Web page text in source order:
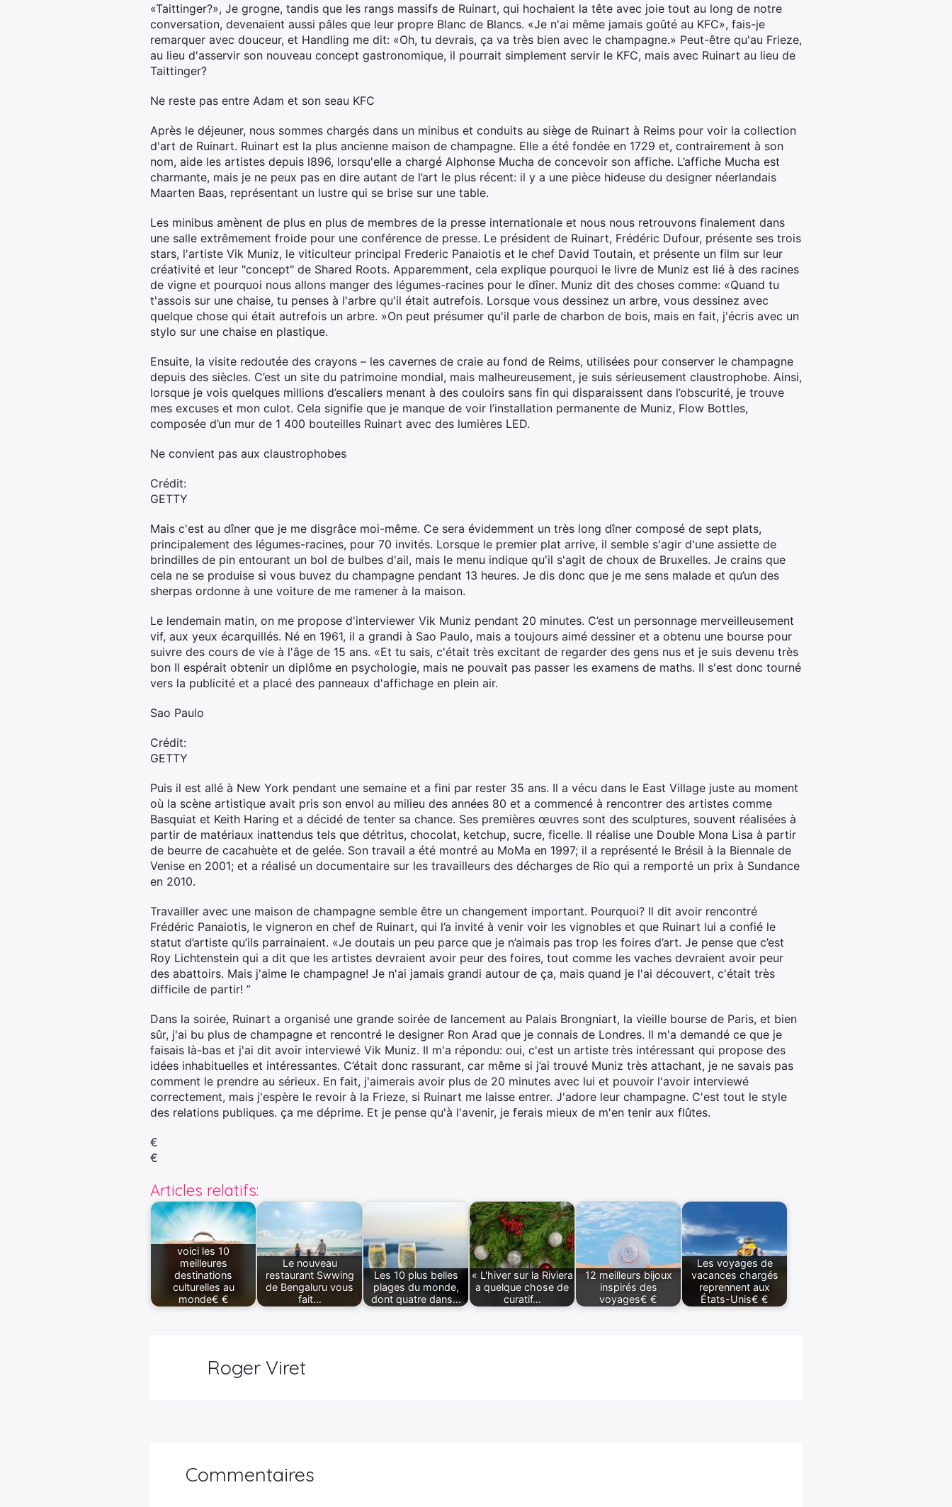
«Taittinger?», Je grogne, tandis que les rangs massifs de Ruinart, qui hochaient la tête avec joie tout au long de notre
conversation, devenaient aussi pâles que leur propre Blanc de Blancs. «Je n'ai même jamais goûté au KFC», fais-je
remarquer avec douceur, et Handling me dit: «Oh, tu devrais, ça va très bien avec le champagne.» Peut-être qu'au Frieze,
au lieu d'asservir son nouveau concept gastronomique, il pourrait simplement servir le KFC, mais avec Ruinart au lieu de
Taittinger?
Ne reste pas entre Adam et son seau KFC
Après le déjeuner, nous sommes chargés dans un minibus et conduits au siège de Ruinart à Reims pour voir la collection
d'art de Ruinart. Ruinart est la plus ancienne maison de champagne. Elle a été fondée en 1729 et, contrairement à son
nom, aide les artistes depuis l896, lorsqu'elle a chargé Alphonse Mucha de concevoir son affiche. L’affiche Mucha est
charmante, mais je ne peux pas en dire autant de l’art le plus récent: il y a une pièce hideuse du designer néerlandais
Maarten Baas, représentant un lustre qui se brise sur une table.
Les minibus amènent de plus en plus de membres de la presse internationale et nous nous retrouvons finalement dans
une salle extrêmement froide pour une conférence de presse. Le président de Ruinart, Frédéric Dufour, présente ses trois
stars, l'artiste Vik Muniz, le viticulteur principal Frederic Panaiotis et le chef David Toutain, et présente un film sur leur
créativité et leur "concept" de Shared Roots. Apparemment, cela explique pourquoi le livre de Muniz est lié à des racines
de vigne et pourquoi nous allons manger des légumes-racines pour le dîner. Muniz dit des choses comme: «Quand tu
t'assois sur une chaise, tu penses à l'arbre qu'il était autrefois. Lorsque vous dessinez un arbre, vous dessinez avec
quelque chose qui était autrefois un arbre. »On peut présumer qu'il parle de charbon de bois, mais en fait, j'écris avec un
stylo sur une chaise en plastique.
Ensuite, la visite redoutée des crayons – les cavernes de craie au fond de Reims, utilisées pour conserver le champagne
depuis des siècles. C’est un site du patrimoine mondial, mais malheureusement, je suis sérieusement claustrophobe. Ainsi,
lorsque je vois quelques millions d’escaliers menant à des couloirs sans fin qui disparaissent dans l’obscurité, je trouve
mes excuses et mon culot. Cela signifie que je manque de voir l’installation permanente de Muniz, Flow Bottles,
composée d’un mur de 1 400 bouteilles Ruinart avec des lumières LED.
Ne convient pas aux claustrophobes
Crédit:
GETTY
Mais c'est au dîner que je me disgrâce moi-même. Ce sera évidemment un très long dîner composé de sept plats,
principalement des légumes-racines, pour 70 invités. Lorsque le premier plat arrive, il semble s'agir d'une assiette de
brindilles de pin entourant un bol de bulbes d'ail, mais le menu indique qu'il s'agit de choux de Bruxelles. Je crains que
cela ne se produise si vous buvez du champagne pendant 13 heures. Je dis donc que je me sens malade et qu’un des
sherpas ordonne à une voiture de me ramener à la maison.
Le lendemain matin, on me propose d'interviewer Vik Muniz pendant 20 minutes. C’est un personnage merveilleusement
vif, aux yeux écarquillés. Né en 1961, il a grandi à Sao Paulo, mais a toujours aimé dessiner et a obtenu une bourse pour
suivre des cours de vie à l'âge de 15 ans. «Et tu sais, c'était très excitant de regarder des gens nus et je suis devenu très
bon Il espérait obtenir un diplôme en psychologie, mais ne pouvait pas passer les examens de maths. Il s'est donc tourné
vers la publicité et a placé des panneaux d'affichage en plein air.
Sao Paulo
Crédit:
GETTY
Puis il est allé à New York pendant une semaine et a fini par rester 35 ans. Il a vécu dans le East Village juste au moment
où la scène artistique avait pris son envol au milieu des années 80 et a commencé à rencontrer des artistes comme
Basquiat et Keith Haring et a décidé de tenter sa chance. Ses premières œuvres sont des sculptures, souvent réalisées à
partir de matériaux inattendus tels que détritus, chocolat, ketchup, sucre, ficelle. Il réalise une Double Mona Lisa à partir
de beurre de cacahuète et de gelée. Son travail a été montré au MoMa en 1997; il a représenté le Brésil à la Biennale de
Venise en 2001; et a réalisé un documentaire sur les travailleurs des décharges de Rio qui a remporté un prix à Sundance
en 2010.
Travailler avec une maison de champagne semble être un changement important. Pourquoi? Il dit avoir rencontré
Frédéric Panaiotis, le vigneron en chef de Ruinart, qui l’a invité à venir voir les vignobles et que Ruinart lui a confié le
statut d’artiste qu’ils parrainaient. «Je doutais un peu parce que je n’aimais pas trop les foires d’art. Je pense que c’est
Roy Lichtenstein qui a dit que les artistes devraient avoir peur des foires, tout comme les vaches devraient avoir peur
des abattoirs. Mais j'aime le champagne! Je n'ai jamais grandi autour de ça, mais quand je l'ai découvert, c'était très
difficile de partir! ”
Dans la soirée, Ruinart a organisé une grande soirée de lancement au Palais Brongniart, la vieille bourse de Paris, et bien
sûr, j'ai bu plus de champagne et rencontré le designer Ron Arad que je connais de Londres. Il m'a demandé ce que je
faisais là-bas et j'ai dit avoir interviewé Vik Muniz. Il m'a répondu: oui, c'est un artiste très intéressant qui propose des
idées inhabituelles et intéressantes. C’était donc rassurant, car même si j’ai trouvé Muniz très attachant, je ne savais pas
comment le prendre au sérieux. En fait, j'aimerais avoir plus de 20 minutes avec lui et pouvoir l'avoir interviewé
correctement, mais j'espère le revoir à la Frieze, si Ruinart me laisse entrer. J'adore leur champagne. C'est tout le style
des relations publiques. ça me déprime. Et je pense qu'à l'avenir, je ferais mieux de m'en tenir aux flûtes.
€
€
Articles relatifs:
voici les 10
meilleures
destinations
culturelles au
monde€ €
Le nouveau
restaurant Swwing
de Bengaluru vous
fait…
Les 10 plus belles
plages du monde,
dont quatre dans…
« L'hiver sur la Riviera
a quelque chose de
curatif…
12 meilleurs bijoux
inspirés des
voyages€ €
Les voyages de
vacances chargés
reprennent aux
États-Unis€ €
Roger Viret
Commentaires